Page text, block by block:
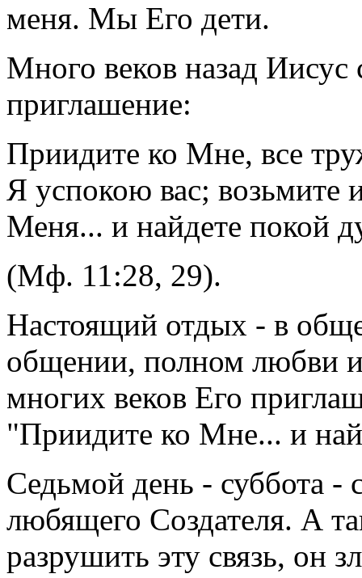
меня. Мы Его дети.
Много веков назад Иисус
приглашение:
Приидите ко Мне, все
Я успокою вас; возьмите
Меня... и найдете покой
(Мф. 11:28, 29).
Настоящий отдых - в
общении, полном любви
многих веков Его
"Приидите ко Мне... и
Седьмой день - суббота -
любящего Создателя. А
разрушить эту связь, он